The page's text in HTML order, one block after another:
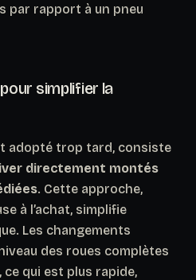
par rapport à un pneu
simplifier la
adopté trop tard, consiste
directement montés
. Cette approche,
à l’achat, simplifie
Les changements
des roues complètes
ce qui est plus rapide,